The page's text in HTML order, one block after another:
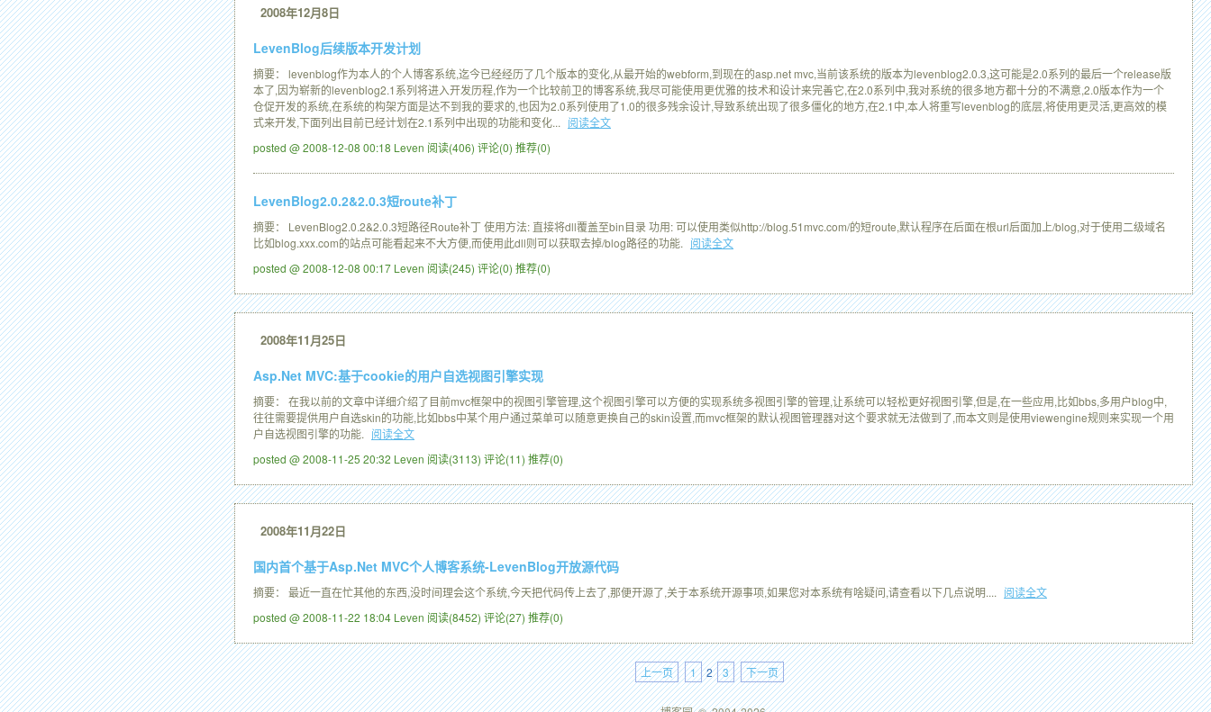
2008年12月8日
LevenBlog后续版本开发计划
摘要： levenblog作为本人的个人博客系统,迄今已经经历了几个版本的变化,从最开始的webform,到现在的asp.net mvc,当前该系统的版本为levenblog2.0.3,这可能是2.0系列的最后一个release版
本了,因为崭新的levenblog2.1系列将进入开发历程,作为一个比较前卫的博客系统,我尽可能使用更优雅的技术和设计来完善它,在2.0系列中,我对系统的很多地方都十分的不满意,2.0版本作为一个
仓促开发的系统,在系统的构架方面是达不到我的要求的,也因为2.0系列使用了1.0的很多残余设计,导致系统出现了很多僵化的地方,在2.1中,本人将重写levenblog的底层,将使用更灵活,更高效的模
式来开发,下面列出目前已经计划在2.1系列中出现的功能和变化... 阅读全文
posted @ 2008-12-08 00:18 Leven 阅读(406) 评论(0) 推荐(0)
LevenBlog2.0.2&2.0.3短route补丁
摘要： LevenBlog2.0.2&2.0.3短路径Route补丁 使用方法: 直接将dll覆盖至bin目录 功用: 可以使用类似http://blog.51mvc.com/的短route,默认程序在后面在根url后面加上/blog,对于使用二级域名
比如blog.xxx.com的站点可能看起来不大方便,而使用此dll则可以获取去掉/blog路径的功能. 阅读全文
posted @ 2008-12-08 00:17 Leven 阅读(245) 评论(0) 推荐(0)
2008年11月25日
Asp.Net MVC:基于cookie的用户自选视图引擎实现
摘要： 在我以前的文章中详细介绍了目前mvc框架中的视图引擎管理,这个视图引擎可以方便的实现系统多视图引擎的管理,让系统可以轻松更好视图引擎,但是,在一些应用,比如bbs,多用户blog中,
往往需要提供用户自选skin的功能,比如bbs中某个用户通过菜单可以随意更换自己的skin设置,而mvc框架的默认视图管理器对这个要求就无法做到了,而本文则是使用viewengine规则来实现一个用
户自选视图引擎的功能. 阅读全文
posted @ 2008-11-25 20:32 Leven 阅读(3113) 评论(11) 推荐(0)
2008年11月22日
国内首个基于Asp.Net MVC个人博客系统-LevenBlog开放源代码
摘要： 最近一直在忙其他的东西,没时间理会这个系统,今天把代码传上去了,那便开源了,关于本系统开源事项,如果您对本系统有啥疑问,请查看以下几点说明.... 阅读全文
posted @ 2008-11-22 18:04 Leven 阅读(8452) 评论(27) 推荐(0)
上一页 1 2 3 下一页